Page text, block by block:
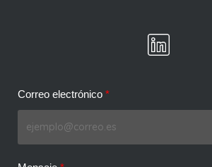
Correo electrónico